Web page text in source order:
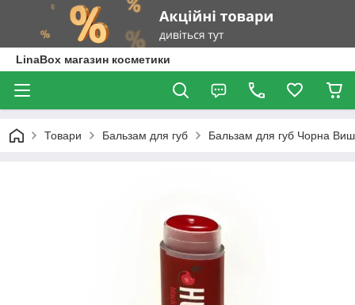
LinaBox магазин косметики
Товари Бальзам для губ Бальзам для губ Чорна